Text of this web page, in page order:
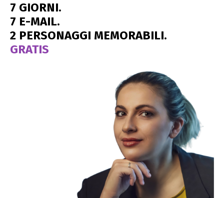
7 GIORNI.
7 E-MAIL.
2 PERSONAGGI MEMORABILI.
GRATIS